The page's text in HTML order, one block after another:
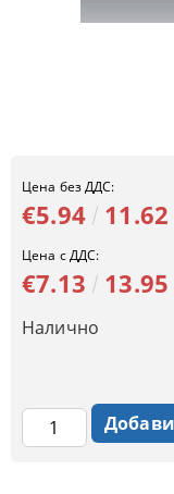
Цена без ДДС:
€5.94
Цена с ДДС:
€7.13
Налично